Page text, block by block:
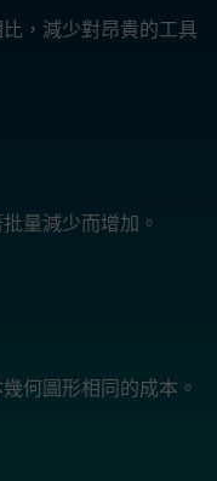
，減少對昂貴的工具
量減少而增加。
何圖形相同的成本。